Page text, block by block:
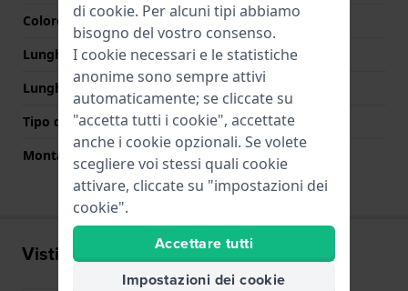
Colore Chiusura
Oro rosa
Lunghezza Parte Superiore
85 mm
Lunghezza Parte Inferiore
125 mm
Tipo di montatura
Perni a molla
Montatura dritta
Visti di recente
di cookie. Per alcuni tipi abbiamo
bisogno del vostro consenso.
I cookie necessari e le statistiche
anonime sono sempre attivi
automaticamente; se cliccate su
"accetta tutti i cookie", accettate
anche i cookie opzionali. Se volete
scegliere voi stessi quali cookie
attivare, cliccate su "impostazioni dei
cookie".
Accettare tutti
Impostazioni dei cookie